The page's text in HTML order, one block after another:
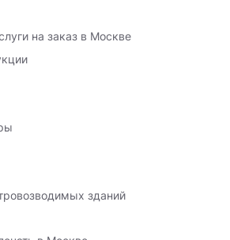
на заказ в Москве
зданий